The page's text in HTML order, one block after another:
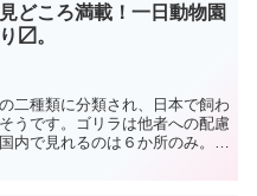
どころ満載！一日動物園
〼。
二種類に分類され、日本で飼わ
うです。ゴリラは他者への配慮
内で見れるのは６か所のみ。